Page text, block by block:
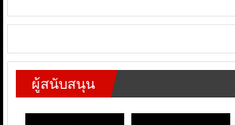
ผู้สนับสนุน